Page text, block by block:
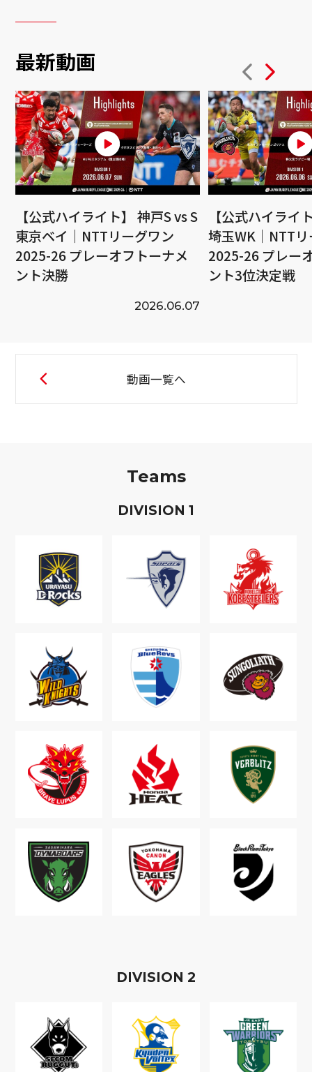
最新動画
【公式ハイライト】 神戸S vs S
東京ベイ｜NTTリーグワン
2025-26 プレーオフトーナメ
ント決勝
2026.06.07
【公式ハイライ
埼玉WK｜NTT
2025-26 プレー
ント3位決定戦
動画一覧へ
Teams
DIVISION 1
DIVISION 2